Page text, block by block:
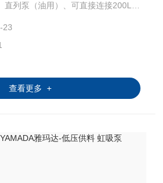
列泵（油用）、可直接连接200L桶
式）。 这些是气动鼓泵，非常适合
器中抽出和加压供油。它还可用于
等。此外，它结构紧凑，零件数量
。
23
查看更多 +